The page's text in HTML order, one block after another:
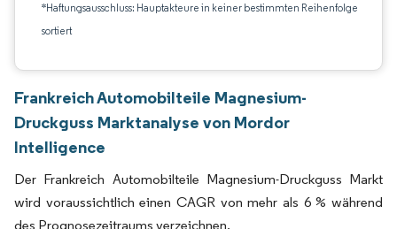
*Haftungsausschluss: Hauptakteure in keiner bestimmten Reihenfolge
sortiert
Frankreich Automobilteile Magnesium-
Druckguss Marktanalyse von Mordor
Intelligence
Der Frankreich Automobilteile Magnesium-Druckguss Markt
wird voraussichtlich einen CAGR von mehr als 6 % während
des Prognosezeitraums verzeichnen.